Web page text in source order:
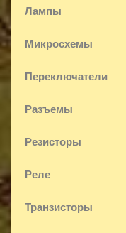
Лампы
Микросхемы
Переключатели
Разъемы
Резисторы
Реле
Транзисторы